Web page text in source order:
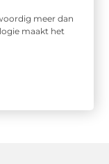
meer dan
maakt het